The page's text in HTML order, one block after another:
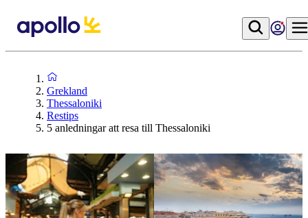
Grekland
Thessaloniki
Restips
5 anledningar att resa till Thessaloniki